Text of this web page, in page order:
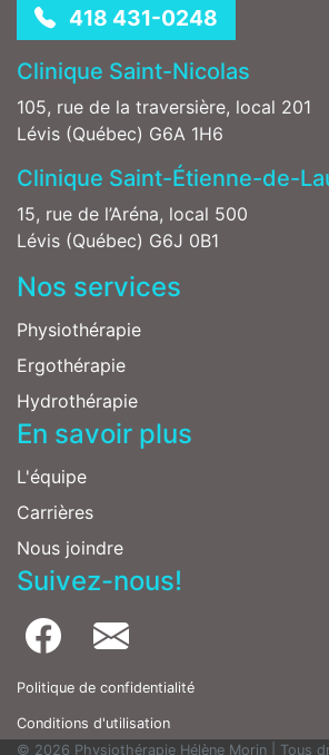
418 431-0248
Clinique Saint-Nicolas
105, rue de la traversière, local 201
Lévis (Québec) G6A 1H6
Clinique Saint-Étienne-de-
15, rue de l’Aréna, local 500
Lévis (Québec) G6J 0B1
Nos services
Physiothérapie
Ergothérapie
Hydrothérapie
En savoir plus
L'équipe
Carrières
Nous joindre
Suivez-nous!
Politique de confidentialité
Conditions d'utilisation
© 2026 Physiothérapie Hélène Morin | Tous